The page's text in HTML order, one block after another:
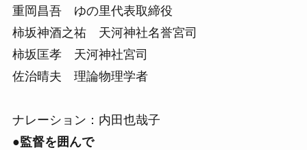
重岡昌吾 ゆの里代表取締役
柿坂神酒之祐 天河神社名誉宮司
柿坂匡孝 天河神社宮司
佐治晴夫 理論物理学者
ナレーション：内田也哉子
●監督を囲んで